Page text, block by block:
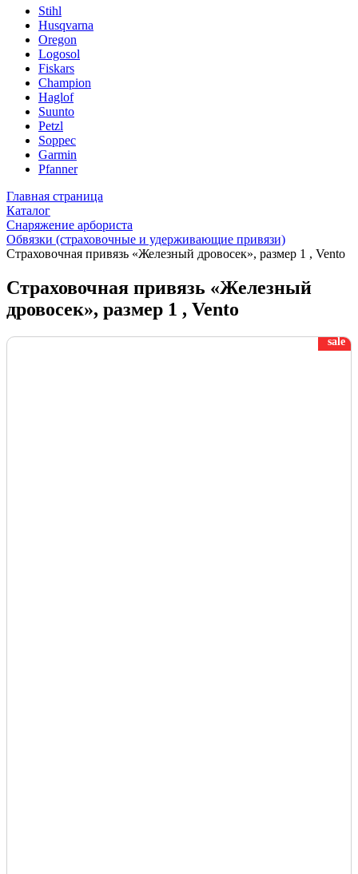
Stihl
Husqvarna
Oregon
Logosol
Fiskars
Champion
Haglof
Suunto
Petzl
Soppec
Garmin
Pfanner
Главная страница
Каталог
Снаряжение арбориста
Обвязки (страховочные и удерживающие привязи)
Страховочная привязь «Железный дровосек», размер 1 , Vento
Страховочная привязь «Железный
дровосек», размер 1 , Vento
sale